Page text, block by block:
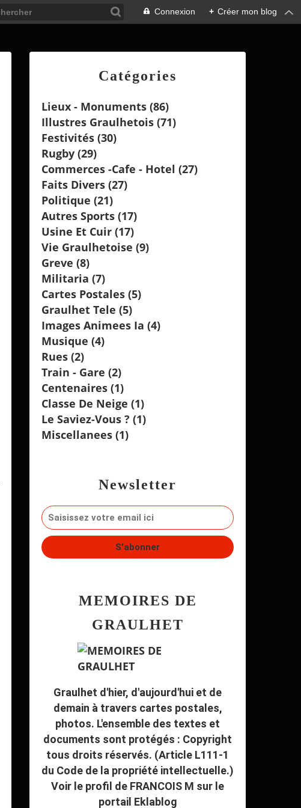
Connexion + Créer mon blog
Newsletter
Catégories
Lieux - Monuments (86)
Illustres Graulhetois (71)
Festivités (30)
Rugby (29)
Commerces -cafe - Hotel (27)
Faits Divers (27)
Politique (21)
Autres Sports (17)
Usine Et Cuir (17)
Vie Graulhetoise (9)
Greve (8)
Militaria (7)
Cartes Postales (5)
Graulhet Tele (5)
Images Animees Ia (4)
Musique (4)
Rues (2)
Train - Gare (2)
Centenaires (1)
Classe De Neige (1)
Le Saviez-Vous ? (1)
Miscellanees (1)
MEMOIRES DE
GRAULHET
Graulhet d'hier, d'aujourd'hui et de
demain à travers cartes postales,
photos. L'ensemble des textes et
documents sont protégés : Copyright
tous droits réservés. (Article L111-1
du Code de la propriété intellectuelle.)
Voir le profil de FRANCOIS M sur le
portail Eklablog